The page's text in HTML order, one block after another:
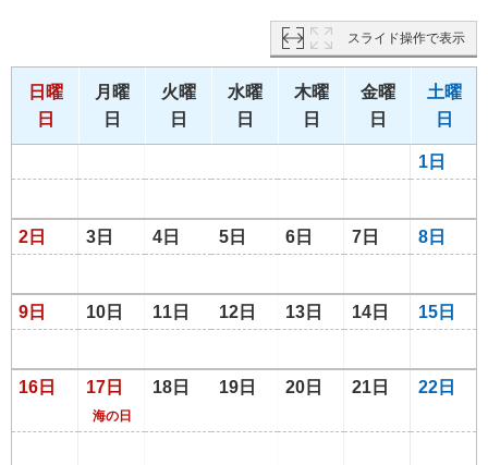
スライド操作で表示
日曜
日
月曜
日
火曜
日
水曜
日
木曜
日
金曜
日
土曜
日
1日
2日 3日 4日 5日 6日 7日 8日
9日 10日 11日 12日 13日 14日 15日
16日 17日
海の日
18日 19日 20日 21日 22日